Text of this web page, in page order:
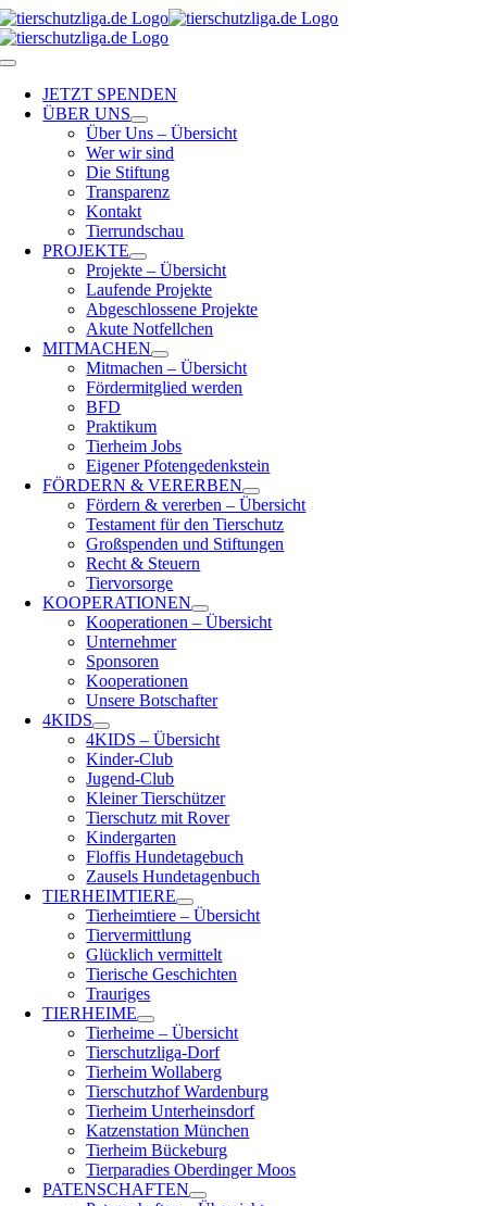
Skip
to
content
Toggle
NavigationJETZT SPENDEN
ÜBER UNS
Über Uns – Übersicht
Wer wir sind
Die Stiftung
Transparenz
Kontakt
Tierrundschau
PROJEKTE
Projekte – Übersicht
Laufende Projekte
Abgeschlossene Projekte
Akute Notfellchen
MITMACHEN
Mitmachen – Übersicht
Fördermitglied werden
BFD
Praktikum
Tierheim Jobs
Eigener Pfotengedenkstein
FÖRDERN & VERERBEN
Fördern & vererben – Übersicht
Testament für den Tierschutz
Großspenden und Stiftungen
Recht & Steuern
Tiervorsorge
KOOPERATIONEN
Kooperationen – Übersicht
Unternehmer
Sponsoren
Kooperationen
Unsere Botschafter
4KIDS
4KIDS – Übersicht
Kinder-Club
Jugend-Club
Kleiner Tierschützer
Tierschutz mit Rover
Kindergarten
Floffis Hundetagebuch
Zausels Hundetagenbuch
TIERHEIMTIERE
Tierheimtiere – Übersicht
Tiervermittlung
Glücklich vermittelt
Tierische Geschichten
Trauriges
TIERHEIME
Tierheime – Übersicht
Tierschutzliga-Dorf
Tierheim Wollaberg
Tierschutzhof Wardenburg
Tierheim Unterheinsdorf
Katzenstation München
Tierheim Bückeburg
Tierparadies Oberdinger Moos
PATENSCHAFTEN